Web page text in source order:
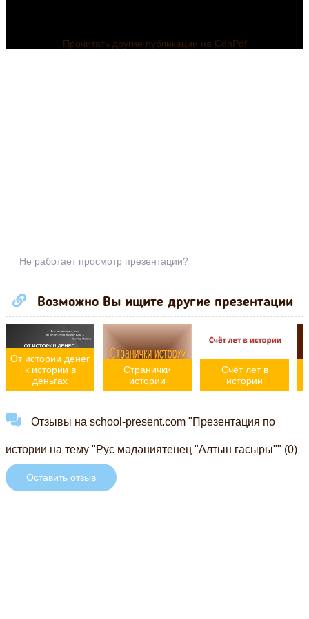
Прочитать другие публикации на CdnPdf
Не работает просмотр презентации?
Возможно Вы ищите другие презентации
От истории денег
к истории в
деньгах
Странички
истории
Счёт лет в
истории
Отзывы на school-present.com "Презентация по
истории на тему "Рус мәдәниятенең "Алтын гасыры"" (0)
Оставить отзыв